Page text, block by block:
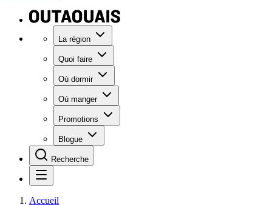
La région
Quoi faire
Où dormir
Où manger
Promotions
Blogue
Recherche
Accueil